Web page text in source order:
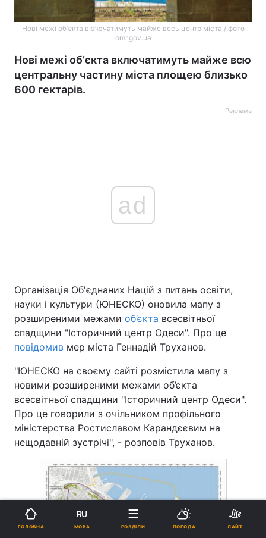
Нові межі обʼєкта включатимуть майже весь центр міста / фото
omr.gov.ua
Нові межі обʼєкта включатимуть майже всю
центральну частину міста площею близько
600 гектарів.
Реклама
ad
Організація Об'єднаних Націй з питань освіти,
науки і культури (ЮНЕСКО) оновила мапу з
розширеними межами об’єкта всесвітньої
спадщини "Історичний центр Одеси". Про це
повідомив мер міста Геннадій Труханов.
"ЮНЕСКО на своєму сайті розмістила мапу з
новими розширеними межами об’єкта
всесвітньої спадщини "Історичний центр Одеси".
Про це говорили з очільником профільного
міністерства Ростиславом Карандєєвим на
нещодавній зустрічі", - розповів Труханов.
ГОЛОВНА
RU
МОВА РОЗДІЛИ ПОГОДА ЛАЙТ